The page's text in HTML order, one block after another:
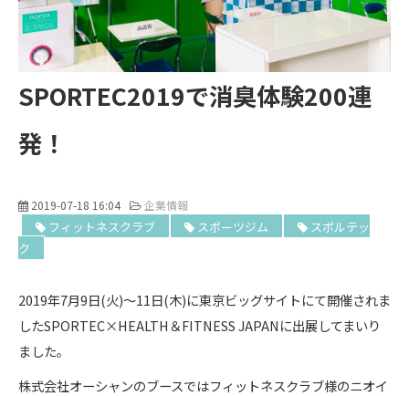
SPORTEC2019で消臭体験200連
発！
2019-07-18 16:04 企業情報
フィットネスクラブ スポーツジム
スポルテッ
ク
2019年7月9日(火)～11日(木)に東京ビッグサイトにて開催されま
したSPORTEC×HEALTH＆FITNESS JAPANに出展してまいり
ました。
株式会社オーシャンのブースではフィットネスクラブ様のニオイ